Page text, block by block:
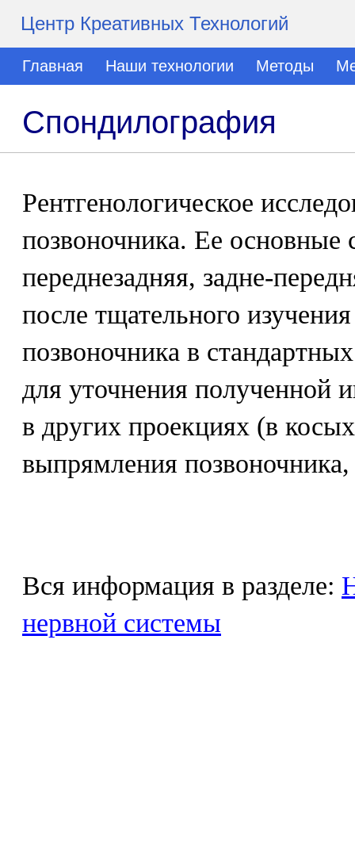
Центр Креативных Технологий
Главная Наши технологии Методы
Спондилография
Рентгенологическое
позвоночника. Ее основные
переднезадняя, задне-
после тщательного
позвоночника в
для уточнения полученной
в других проекциях (в
выпрямления
Вся информация в разделе:
нервной системы